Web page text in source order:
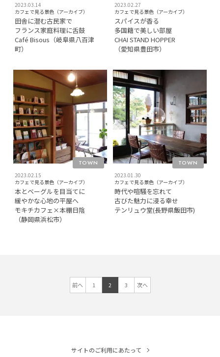
2023.03.14
カフェで見る景色（アーカイブ）
田舎に潜む古民家で
フランス家庭料理に舌鼓
Café Bisous（岐阜県八百津
町）
2023.02.27
カフェで見る景色（アーカイブ）
スパイスが香る
多国籍で美しい部屋
CHAI STAND HOPPER
（愛知県豊田市）
2023.02.15
TOWN
カフェで見る景色（アーカイブ）
本とベーグルを目当てに
緩やかな心地の平屋へ
モキチカフェ×本棚日陰
（静岡県浜松市）
2023.01.30
TOWN
カフェで見る景色（アーカイブ）
時代や喧騒を忘れて
古びた魅力に浸る幸せ
テンリュウ堂(長野県飯田市)
前へ 1 2 3 次へ
サイトのご利用にあたって